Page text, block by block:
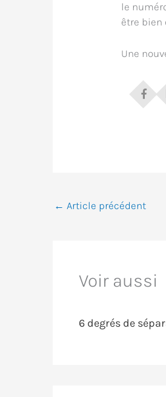
le
être bien
Une
← Article précédent
Voir aussi
6 degrés de